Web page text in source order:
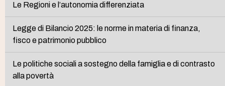
Le Regioni e l’autonomia differenziata
Legge di Bilancio 2025: le norme in materia di finanza,
fisco e patrimonio pubblico
Le politiche sociali a sostegno della famiglia e di contrasto
alla povertà